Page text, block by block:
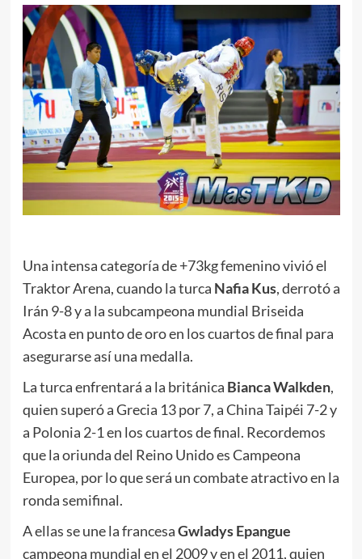
Una intensa categoría de +73kg femenino vivió el
Traktor Arena, cuando la turca Nafia Kus, derrotó a
Irán 9-8 y a la subcampeona mundial Briseida
Acosta en punto de oro en los cuartos de final para
asegurarse así una medalla.
La turca enfrentará a la británica Bianca Walkden,
quien superó a Grecia 13 por 7, a China Taipéi 7-2 y
a Polonia 2-1 en los cuartos de final. Recordemos
que la oriunda del Reino Unido es Campeona
Europea, por lo que será un combate atractivo en la
ronda semifinal.
A ellas se une la francesaGwladys Epangue
campeona mundial en el 2009 y en el 2011, quien